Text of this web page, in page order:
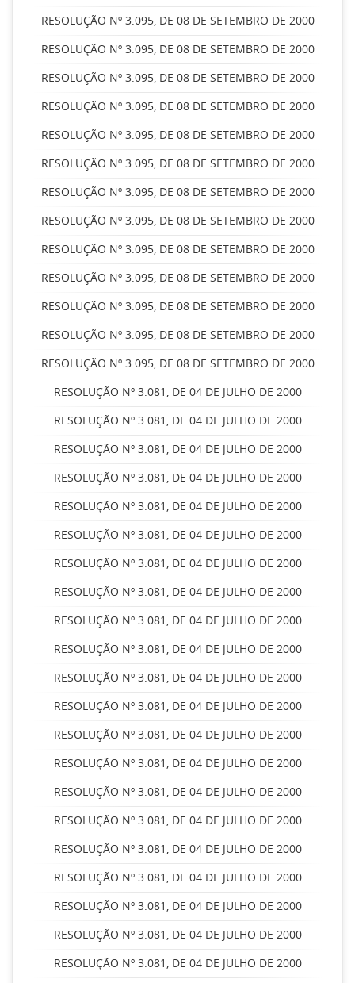
RESOLUÇÃO Nº 3.095, DE 08 DE SETEMBRO DE 2000
RESOLUÇÃO Nº 3.095, DE 08 DE SETEMBRO DE 2000
RESOLUÇÃO Nº 3.095, DE 08 DE SETEMBRO DE 2000
RESOLUÇÃO Nº 3.095, DE 08 DE SETEMBRO DE 2000
RESOLUÇÃO Nº 3.095, DE 08 DE SETEMBRO DE 2000
RESOLUÇÃO Nº 3.095, DE 08 DE SETEMBRO DE 2000
RESOLUÇÃO Nº 3.095, DE 08 DE SETEMBRO DE 2000
RESOLUÇÃO Nº 3.095, DE 08 DE SETEMBRO DE 2000
RESOLUÇÃO Nº 3.095, DE 08 DE SETEMBRO DE 2000
RESOLUÇÃO Nº 3.095, DE 08 DE SETEMBRO DE 2000
RESOLUÇÃO Nº 3.095, DE 08 DE SETEMBRO DE 2000
RESOLUÇÃO Nº 3.095, DE 08 DE SETEMBRO DE 2000
RESOLUÇÃO Nº 3.095, DE 08 DE SETEMBRO DE 2000
RESOLUÇÃO Nº 3.081, DE 04 DE JULHO DE 2000
RESOLUÇÃO Nº 3.081, DE 04 DE JULHO DE 2000
RESOLUÇÃO Nº 3.081, DE 04 DE JULHO DE 2000
RESOLUÇÃO Nº 3.081, DE 04 DE JULHO DE 2000
RESOLUÇÃO Nº 3.081, DE 04 DE JULHO DE 2000
RESOLUÇÃO Nº 3.081, DE 04 DE JULHO DE 2000
RESOLUÇÃO Nº 3.081, DE 04 DE JULHO DE 2000
RESOLUÇÃO Nº 3.081, DE 04 DE JULHO DE 2000
RESOLUÇÃO Nº 3.081, DE 04 DE JULHO DE 2000
RESOLUÇÃO Nº 3.081, DE 04 DE JULHO DE 2000
RESOLUÇÃO Nº 3.081, DE 04 DE JULHO DE 2000
RESOLUÇÃO Nº 3.081, DE 04 DE JULHO DE 2000
RESOLUÇÃO Nº 3.081, DE 04 DE JULHO DE 2000
RESOLUÇÃO Nº 3.081, DE 04 DE JULHO DE 2000
RESOLUÇÃO Nº 3.081, DE 04 DE JULHO DE 2000
RESOLUÇÃO Nº 3.081, DE 04 DE JULHO DE 2000
RESOLUÇÃO Nº 3.081, DE 04 DE JULHO DE 2000
RESOLUÇÃO Nº 3.081, DE 04 DE JULHO DE 2000
RESOLUÇÃO Nº 3.081, DE 04 DE JULHO DE 2000
RESOLUÇÃO Nº 3.081, DE 04 DE JULHO DE 2000
RESOLUÇÃO Nº 3.081, DE 04 DE JULHO DE 2000